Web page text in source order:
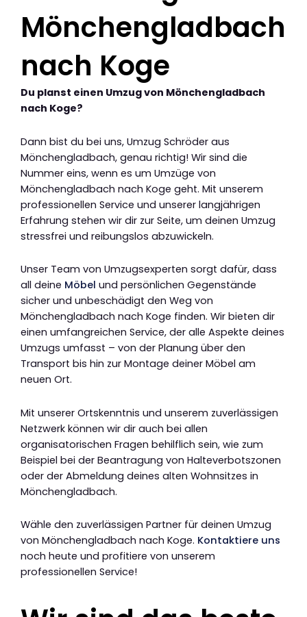
Mönchengladbach
nach Koge
Du planst einen Umzug von Mönchengladbach
nach Koge?
Dann bist du bei uns, Umzug Schröder aus
Mönchengladbach, genau richtig! Wir sind die
Nummer eins, wenn es um Umzüge von
Mönchengladbach nach Koge geht. Mit unserem
professionellen Service und unserer langjährigen
Erfahrung stehen wir dir zur Seite, um deinen Umzug
stressfrei und reibungslos abzuwickeln.
Unser Team von Umzugsexperten sorgt dafür, dass
all deine Möbel und persönlichen Gegenstände
sicher und unbeschädigt den Weg von
Mönchengladbach nach Koge finden. Wir bieten dir
einen umfangreichen Service, der alle Aspekte deines
Umzugs umfasst – von der Planung über den
Transport bis hin zur Montage deiner Möbel am
neuen Ort.
Mit unserer Ortskenntnis und unserem zuverlässigen
Netzwerk können wir dir auch bei allen
organisatorischen Fragen behilflich sein, wie zum
Beispiel bei der Beantragung von Halteverbotszonen
oder der Abmeldung deines alten Wohnsitzes in
Mönchengladbach.
Wähle den zuverlässigen Partner für deinen Umzug
von Mönchengladbach nach Koge. Kontaktiere uns
noch heute und profitiere von unserem
professionellen Service!